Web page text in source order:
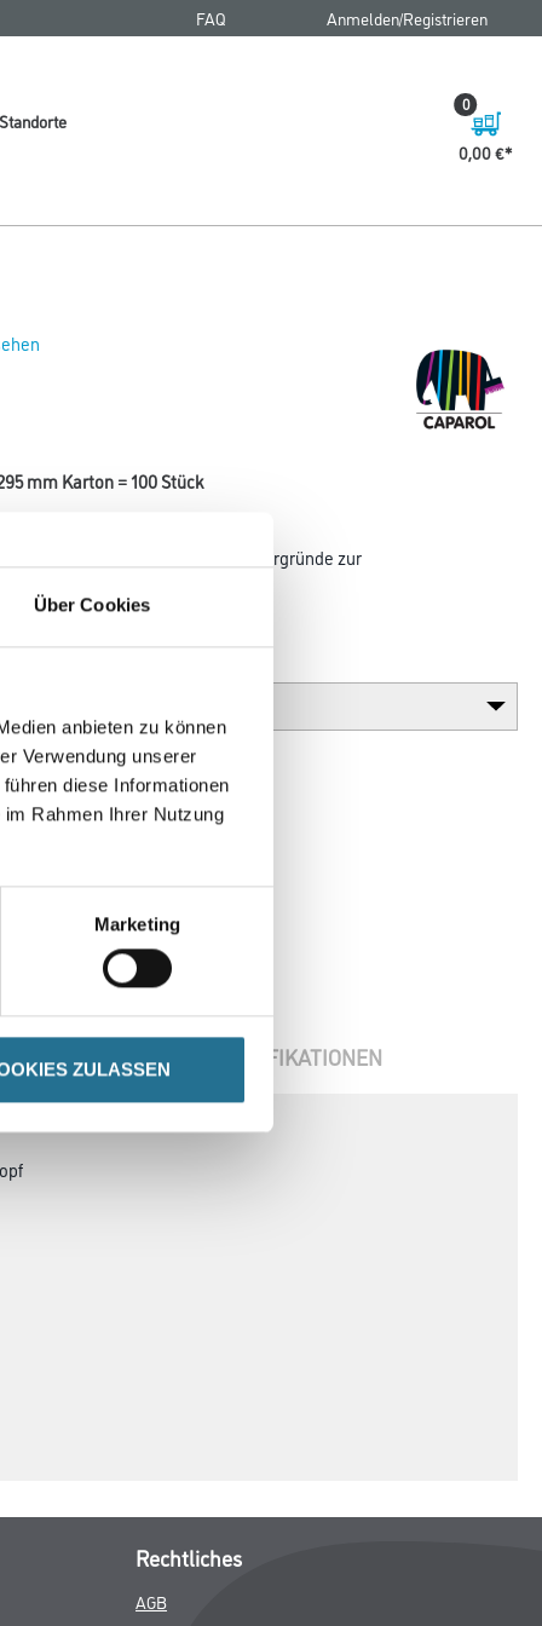
Über Cookies
anbieten zu können
Verwendung unserer
diese Informationen
Rahmen Ihrer Nutzung
Marketing
ZULASSEN
FAQ Anmelden/Registrieren
Standorte
0,00 €
0
mm Karton = 100 Stück
Schlagdübel für alle Untergründe zur
SPEZIFIKATIONEN
Rechtliches
AGB